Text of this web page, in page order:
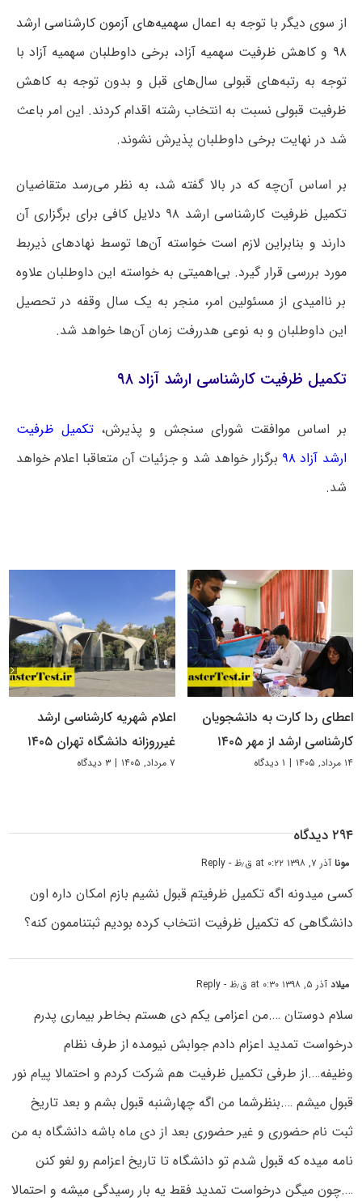
از سوی دیگر با توجه به اعمال سهمیه‌های آزمون کارشناسی ارشد
۹۸ و کاهش ظرفیت سهمیه آزاد، برخی داوطلبان سهمیه آزاد با
توجه به رتبه‌های قبولی سال‌های قبل و بدون توجه به کاهش
ظرفیت قبولی نسبت به انتخاب رشته اقدام کردند. این امر باعث
شد در نهایت برخی داوطلبان پذیرش نشوند.
بر اساس آن‌چه که در بالا گفته شد، به نظر می‌رسد متقاضیان
تکمیل ظرفیت کارشناسی ارشد ۹۸ دلایل کافی برای برگزاری آن
دارند و بنابراین لازم است خواسته آن‌ها توسط نهادهای ذیربط
مورد بررسی قرار گیرد. بی‌اهمیتی به خواسته این داوطلبان علاوه
بر ناامیدی از مسئولین امر، منجر به یک سال وقفه در تحصیل
این داوطلبان و به نوعی هدررفت زمان آن‌ها خواهد شد.
تکمیل ظرفیت کارشناسی ارشد آزاد ۹۸
بر اساس موافقت شورای سنجش و پذیرش، تکمیل ظرفیت
ارشد آزاد ۹۸
برگزار خواهد شد و جزئیات آن متعاقبا اعلام خواهد
شد.
اعطای ردا کارت به دانشجویان
کارشناسی ارشد از مهر ۱۴۰۵
۱۴ مرداد, ۱۴۰۵ | ۱ دیدگاه
اعلام شهریه کارشناسی ارشد
غیرروزانه دانشگاه تهران ۱۴۰۵
۷ مرداد, ۱۴۰۵ | ۳ دیدگاه
۲۹۴ دیدگاه
موناآذر ۷, ۱۳۹۸ at ۰:۲۲ ق٫ظ - Reply
کسی میدونه اگه تکمیل ظرفیتم قبول نشیم بازم امکان داره اون
دانشگاهی که تکمیل ظرفیت انتخاب کرده بودیم ثبتناممون کنه؟
میلادآذر ۵, ۱۳۹۸ at ۰:۳۰ ق٫ظ - Reply
سلام دوستان ….من اعزامی یکم دی هستم بخاطر بیماری پدرم
درخواست تمدید اعزام دادم جوابش نیومده از طرف نظام
وظیفه….از طرفی تکمیل ظرفیت هم شرکت کردم و احتمالا پیام نور
قبول میشم ….بنظرشما من اگه چهارشنبه قبول بشم و بعد تاریخ
ثبت نام حضوری و غیر حضوری بعد از دی ماه باشه دانشگاه به من
نامه میده که قبول شدم تو دانشگاه تا تاریخ اعزامم رو لغو کنن
….چون میگن درخواست تمدید فقط یه بار رسیدگی میشه و احتمالا